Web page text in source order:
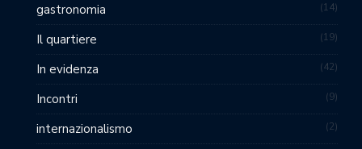
gastronomia 14
Il quartiere 19
In evidenza 42
Incontri 9
internazionalismo 2